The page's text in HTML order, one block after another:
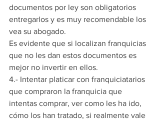
documentos por ley son obligatorios
entregarlos y es muy recomendable los
vea su abogado.
Es evidente que si localizan franquicias
que no les dan estos documentos es
mejor no invertir en ellos.
4.- Intentar platicar con franquiciatarios
que compraron la franquicia que
intentas comprar, ver como les ha ido,
cómo los han tratado, si realmente vale